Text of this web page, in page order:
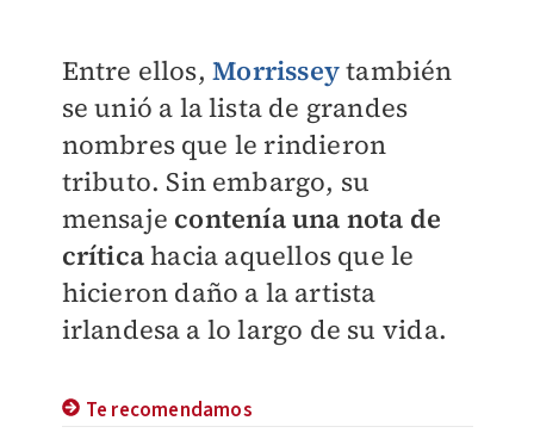
Entre ellos,Morrisseytambién
se unió a la lista de grandes
nombres que le rindieron
tributo. Sin embargo, su
mensaje contenía una nota de
críticahacia aquellos que le
hicieron daño a la artista
irlandesa a lo largo de su vida.
Te recomendamos